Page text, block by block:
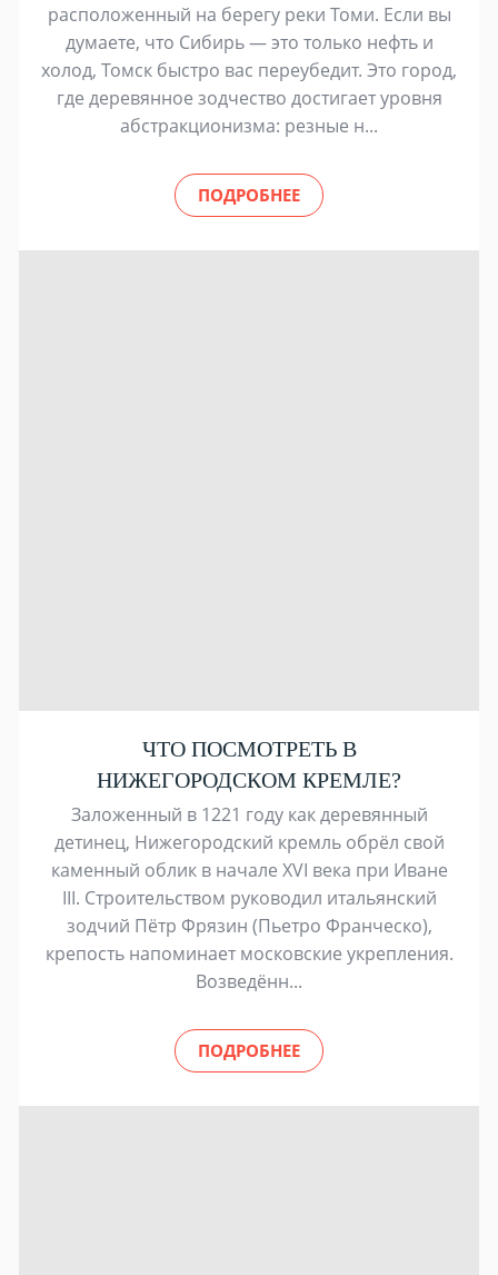
расположенный на берегу реки Томи. Если вы
думаете, что Сибирь — это только нефть и
холод, Томск быстро вас переубедит. Это город,
где деревянное зодчество достигает уровня
абстракционизма: резные н...
ПОДРОБНЕЕ
ЧТО ПОСМОТРЕТЬ В
НИЖЕГОРОДСКОМ КРЕМЛЕ?
Заложенный в 1221 году как деревянный
детинец, Нижегородский кремль обрёл свой
каменный облик в начале XVI века при Иване
III. Строительством руководил итальянский
зодчий Пётр Фрязин (Пьетро Франческо),
крепость напоминает московские укрепления.
Возведённ...
ПОДРОБНЕЕ